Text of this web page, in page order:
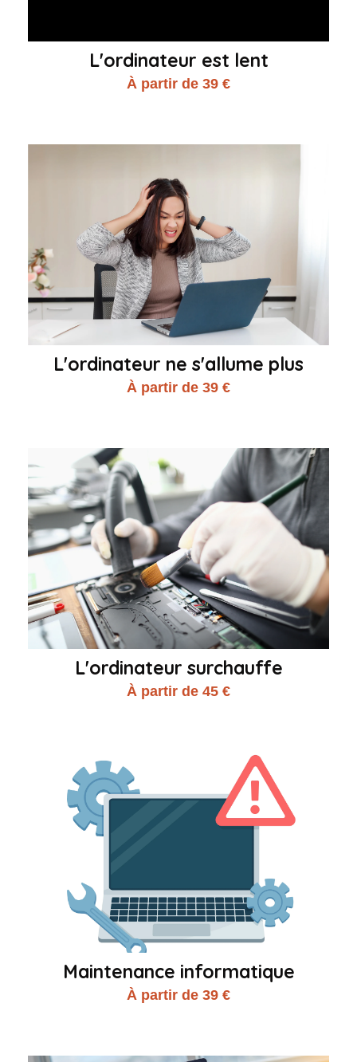
L'ordinateur est lent
À partir de 39 €
L'ordinateur ne s'allume plus
À partir de 39 €
L'ordinateur surchauffe
À partir de 45 €
Maintenance informatique
À partir de 39 €